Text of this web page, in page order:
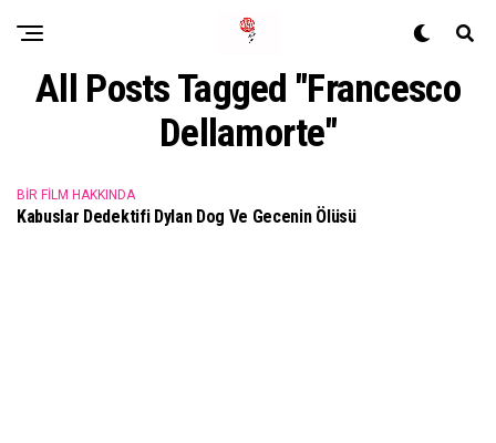
All Posts Tagged "Francesco
Dellamorte"
BIR FILM HAKKINDA
Kabuslar Dedektifi Dylan Dog Ve Gecenin Ölüsü